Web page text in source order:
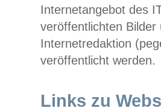
Internetangebot des
veröffentlichten
Internetredaktion
veröffentlicht werden.
Links zu